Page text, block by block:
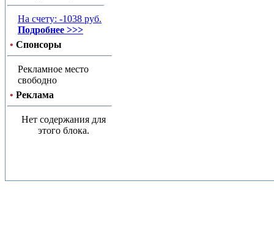
На счету: -1038 руб.
Подробнее >>>
• Спонсоры
Рекламное место
свободно
• Реклама
Нет содержания для
этого блока.